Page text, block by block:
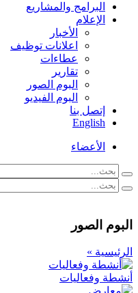
البرامج والمشاريع
الإعلام
الأخبار
اعلانات توظيف
عطاءات
تقارير
البوم الصور
البوم الفيديو
إتصل بنا
English
الأعضاء
البوم الصور
الرئيسية »
أنشطة وفعاليات